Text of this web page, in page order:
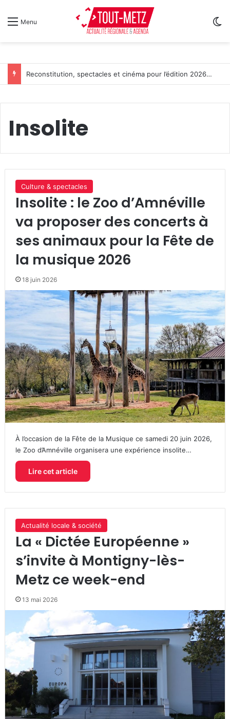
Menu
Reconstitution, spectacles et cinéma pour l’édition 2026 de « Ça tombe comme à Gravelotte »
Insolite
Culture & spectacles
Insolite : le Zoo d’Amnéville
va proposer des concerts à
ses animaux pour la Fête de
la musique 2026
18 juin 2026
À l’occasion de la Fête de la Musique ce samedi 20 juin 2026,
le Zoo d’Amnéville organisera une expérience insolite…
Lire cet article
Actualité locale & société
La « Dictée Européenne »
s’invite à Montigny-lès-
Metz ce week-end
13 mai 2026